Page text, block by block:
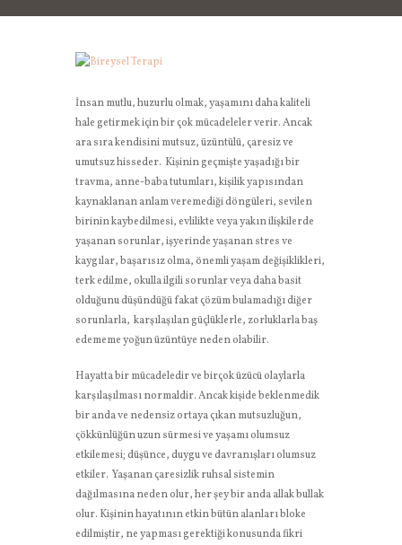
İnsan mutlu, huzurlu olmak, yaşamını daha kaliteli
hale getirmek için bir çok mücadeleler verir. Ancak
ara sıra kendisini mutsuz, üzüntülü, çaresiz ve
umutsuz hisseder. Kişinin geçmişte yaşadığı bir
travma, anne-baba tutumları, kişilik yapısından
kaynaklanan anlam veremediği döngüleri, sevilen
birinin kaybedilmesi, evlilikte veya yakın ilişkilerde
yaşanan sorunlar, işyerinde yaşanan stres ve
kaygılar, başarısız olma, önemli yaşam değişiklikleri,
terk edilme, okulla ilgili sorunlar veya daha basit
olduğunu düşündüğü fakat çözüm bulamadığı diğer
sorunlarla, karşılaşılan güçlüklerle, zorluklarla baş
edememe yoğun üzüntüye neden olabilir.
Hayatta bir mücadeledir ve birçok üzücü olaylarla
karşılaşılması normaldir. Ancak kişide beklenmedik
bir anda ve nedensiz ortaya çıkan mutsuzluğun,
çökkünlüğün uzun sürmesi ve yaşamı olumsuz
etkilemesi; düşünce, duygu ve davranışları olumsuz
etkiler. Yaşanan çaresizlik ruhsal sistemin
dağılmasına neden olur, her şey bir anda allak bullak
olur. Kişinin hayatının etkin bütün alanları bloke
edilmiştir, ne yapması gerektiği konusunda fikri